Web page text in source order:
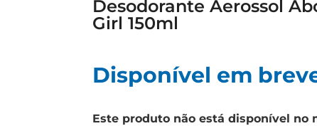
Desodorante Aerossol
Girl 150ml
Disponível em
Este produto não está disponível no